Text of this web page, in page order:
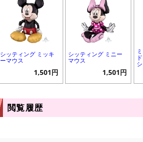
シッティング ミッキ
ーマウス
1,501円
シッティング ミニー
マウス
1,501円
閲覧履歴